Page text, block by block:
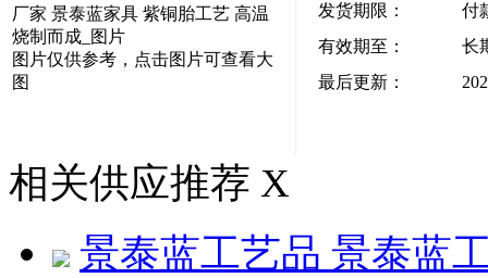
图片仅供参考，点击图片可查看大
图
发货期限：
付
有效期至：
长
最后更新：
相关供应推荐 X
景泰蓝工艺品 景泰蓝